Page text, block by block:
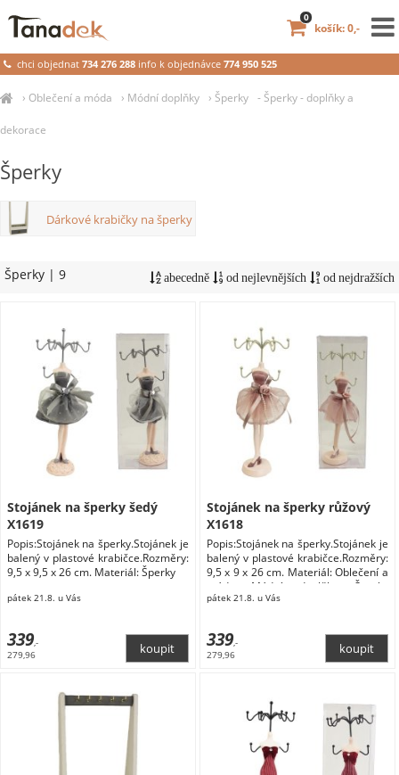
› Oblečení a móda › Módní doplňky › Šperky - Šperky - doplňky a
dekorace
Šperky
Dárkové krabičky na šperky
abecedně od nejlevnějších od nejdražších
Šperky | 9
Stojánek na šperky šedý
X1619
Popis:Stojánek na šperky.Stojánek je
balený v plastové krabičce.Rozměry:
9,5 x 9,5 x 26 cm. Materiál: Šperky
pátek 21.8. u Vás
339,-
279,96
Stojánek na šperky růžový
X1618
Popis:Stojánek na šperky.Stojánek je
balený v plastové krabičce.Rozměry:
9,5 x 9 x 26 cm. Materiál: Oblečení a
móda Módní doplňky Šperky
Dárkové krabičky na šperky
pátek 21.8. u Vás
339,-
279,96
chci objednat734 276 288 info k objednávce 774 950 525
košík: 0,-
0